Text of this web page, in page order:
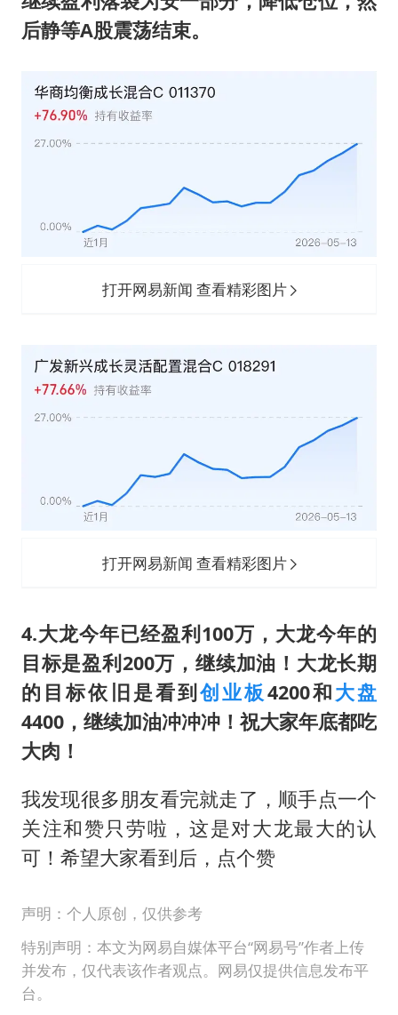
后静等A股震荡结束。
打开网易新闻 查看精彩图片
打开网易新闻 查看精彩图片
4.大龙今年已经盈利100万，大龙今年的
目标是盈利200万，继续加油！大龙长期
的目标依旧是看到创业板4200和大盘
4400，继续加油冲冲冲！祝大家年底都吃
大肉！
我发现很多朋友看完就走了，顺手点一个
关注和赞只劳啦，这是对大龙最大的认
可！希望大家看到后，点个赞
声明：个人原创，仅供参考
特别声明：本文为网易自媒体平台“网易号”作者上传
并发布，仅代表该作者观点。网易仅提供信息发布平
台。